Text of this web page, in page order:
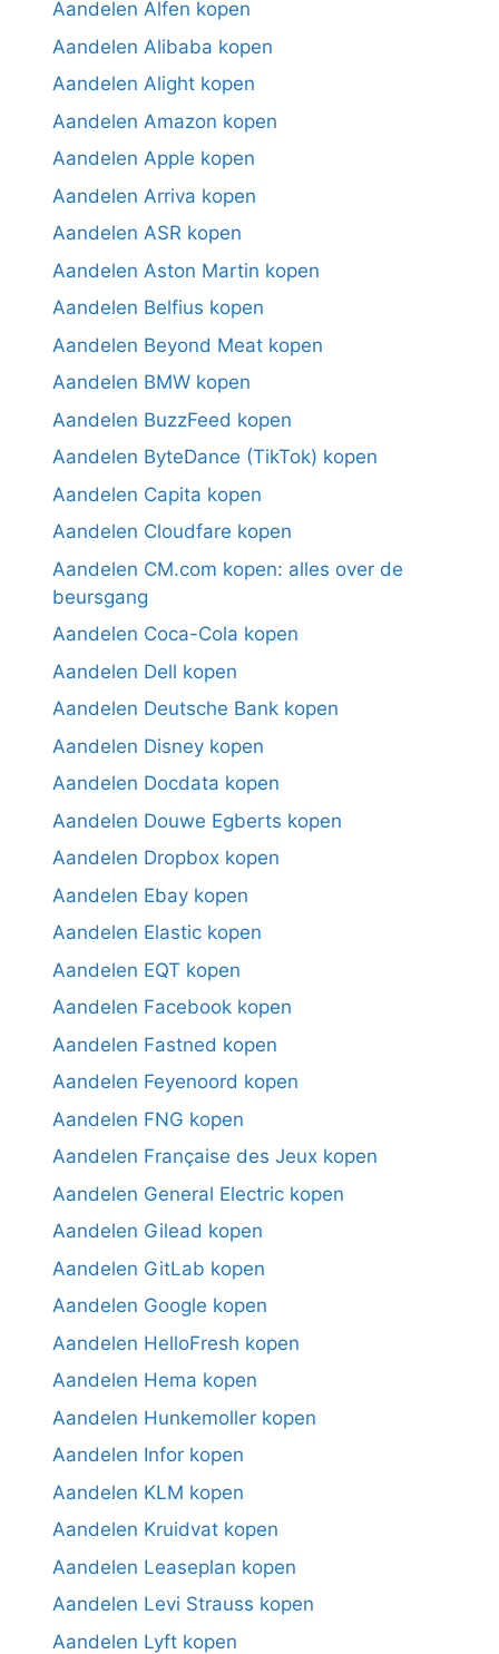
Aandelen Alfen kopen
Aandelen Alibaba kopen
Aandelen Alight kopen
Aandelen Amazon kopen
Aandelen Apple kopen
Aandelen Arriva kopen
Aandelen ASR kopen
Aandelen Aston Martin kopen
Aandelen Belfius kopen
Aandelen Beyond Meat kopen
Aandelen BMW kopen
Aandelen BuzzFeed kopen
Aandelen ByteDance (TikTok) kopen
Aandelen Capita kopen
Aandelen Cloudfare kopen
Aandelen CM.com kopen: alles over de
beursgang
Aandelen Coca-Cola kopen
Aandelen Dell kopen
Aandelen Deutsche Bank kopen
Aandelen Disney kopen
Aandelen Docdata kopen
Aandelen Douwe Egberts kopen
Aandelen Dropbox kopen
Aandelen Ebay kopen
Aandelen Elastic kopen
Aandelen EQT kopen
Aandelen Facebook kopen
Aandelen Fastned kopen
Aandelen Feyenoord kopen
Aandelen FNG kopen
Aandelen Française des Jeux kopen
Aandelen General Electric kopen
Aandelen Gilead kopen
Aandelen GitLab kopen
Aandelen Google kopen
Aandelen HelloFresh kopen
Aandelen Hema kopen
Aandelen Hunkemoller kopen
Aandelen Infor kopen
Aandelen KLM kopen
Aandelen Kruidvat kopen
Aandelen Leaseplan kopen
Aandelen Levi Strauss kopen
Aandelen Lyft kopen